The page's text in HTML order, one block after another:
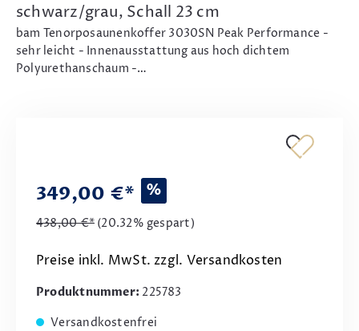
schwarz/grau, Schall 23 cm
bam Tenorposaunenkoffer 3030SN Peak Performance -
sehr leicht - Innenausstattung aus hoch dichtem
Polyurethanschaum -…
349,00 €* %
438,00 €* (20.32% gespart)
Preise inkl. MwSt. zzgl. Versandkosten
Produktnummer: 225783
Versandkostenfrei